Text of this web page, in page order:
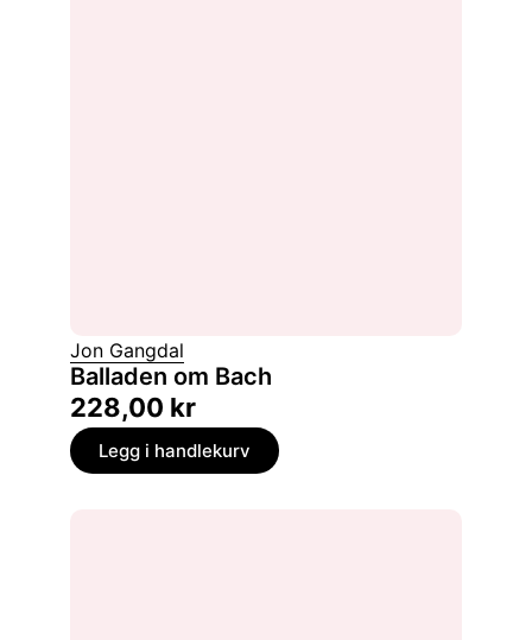
Jon Gangdal
Balladen om Bach
228,00 kr
Legg i handlekurv